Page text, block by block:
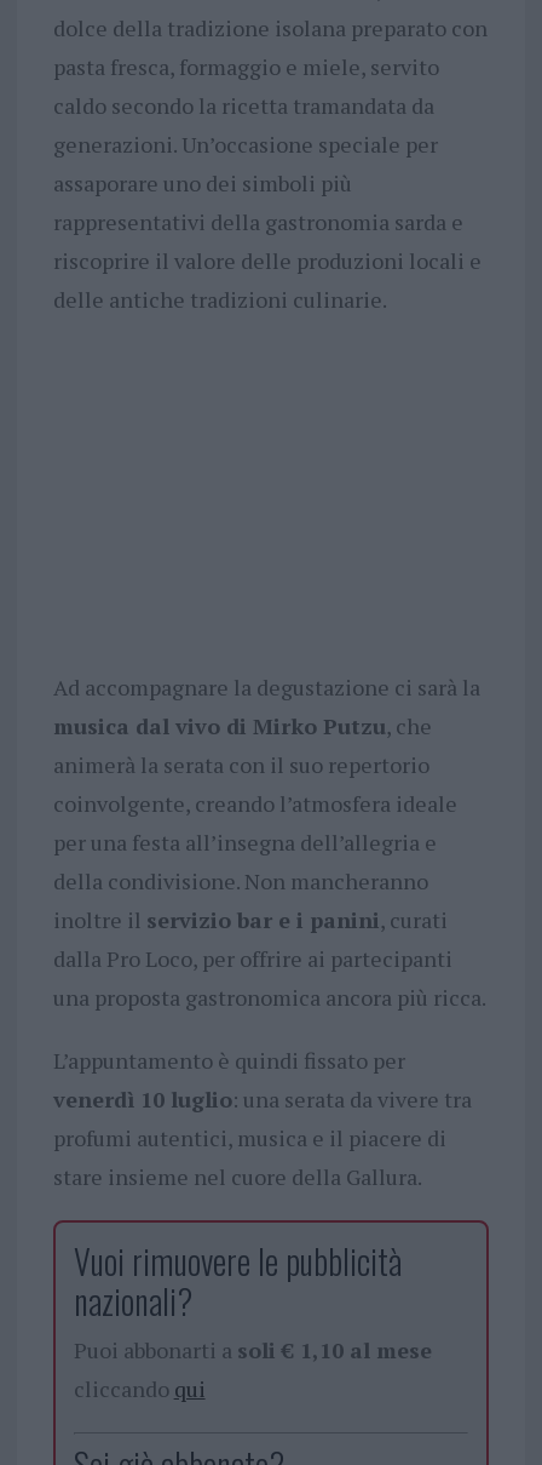
dolce della tradizione isolana preparato con
pasta fresca, formaggio e miele, servito
caldo secondo la ricetta tramandata da
generazioni. Un’occasione speciale per
assaporare uno dei simboli più
rappresentativi della gastronomia sarda e
riscoprire il valore delle produzioni locali e
delle antiche tradizioni culinarie.
Ad accompagnare la degustazione ci sarà la
musica dal vivo di Mirko Putzu, che
animerà la serata con il suo repertorio
coinvolgente, creando l’atmosfera ideale
per una festa all’insegna dell’allegria e
della condivisione. Non mancheranno
inoltre il servizio bar e i panini, curati
dalla Pro Loco, per offrire ai partecipanti
una proposta gastronomica ancora più ricca.
L’appuntamento è quindi fissato per
venerdì 10 luglio: una serata da vivere tra
profumi autentici, musica e il piacere di
stare insieme nel cuore della Gallura.
Vuoi rimuovere le pubblicità
nazionali?
Puoi abbonarti a soli € 1,10 al mese
cliccando qui